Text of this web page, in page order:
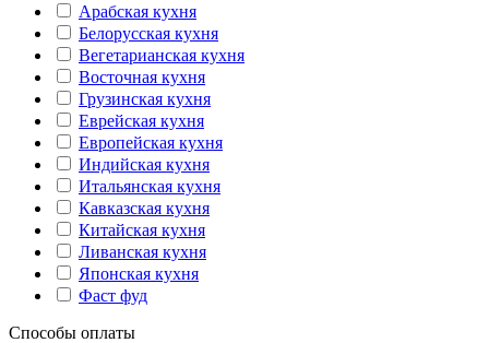
Арабская кухня
Белорусская кухня
Вегетарианская кухня
Восточная кухня
Грузинская кухня
Еврейская кухня
Европейская кухня
Индийская кухня
Итальянская кухня
Кавказская кухня
Китайская кухня
Ливанская кухня
Японская кухня
Фаст фуд
Способы оплаты